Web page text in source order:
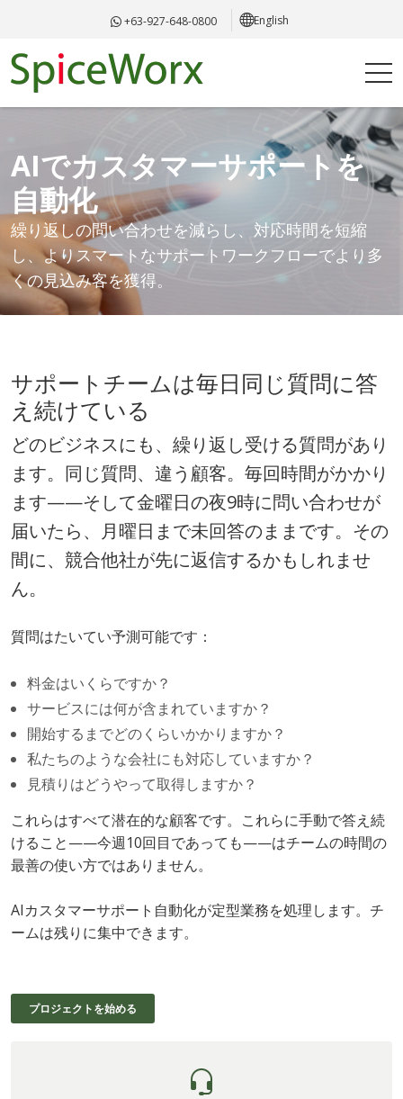
+63-927-648-0800 English
AIでカスタマーサポートを
自動化
繰り返しの問い合わせを減らし、対応時間を短縮
し、よりスマートなサポートワークフローでより多
くの見込み客を獲得。
サポートチームは毎日同じ質問に答
え続けている
どのビジネスにも、繰り返し受ける質問があり
ます。同じ質問、違う顧客。毎回時間がかかり
ます——そして金曜日の夜9時に問い合わせが
届いたら、月曜日まで未回答のままです。その
間に、競合他社が先に返信するかもしれませ
ん。
質問はたいてい予測可能です：
料金はいくらですか？
サービスには何が含まれていますか？
開始するまでどのくらいかかりますか？
私たちのような会社にも対応していますか？
見積りはどうやって取得しますか？
これらはすべて潜在的な顧客です。これらに手動で答え続
けること——今週10回目であっても——はチームの時間の
最善の使い方ではありません。
AIカスタマーサポート自動化が定型業務を処理します。チ
ームは残りに集中できます。
プロジェクトを始める